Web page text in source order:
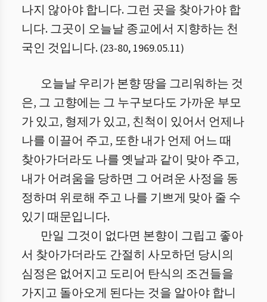
나지 않아야 합니다. 그런 곳을 찾아가야 합
니다. 그곳이 오늘날 종교에서 지향하는 천
국인 것입니다. (23-80, 1969.05.11)
오늘날 우리가 본향 땅을 그리워하는 것
은, 그 고향에는 그 누구보다도 가까운 부모
가 있고, 형제가 있고, 친척이 있어서 언제나
나를 이끌어 주고, 또한 내가 언제 어느 때
찾아가더라도 나를 옛날과 같이 맞아 주고,
내가 어려움을 당하면 그 어려운 사정을 동
정하며 위로해 주고 나를 기쁘게 맞아 줄 수
있기 때문입니다.
만일 그것이 없다면 본향이 그립고 좋아
서 찾아가더라도 간절히 사모하던 당시의
심정은 없어지고 도리어 탄식의 조건들을
가지고 돌아오게 된다는 것을 알아야 합니